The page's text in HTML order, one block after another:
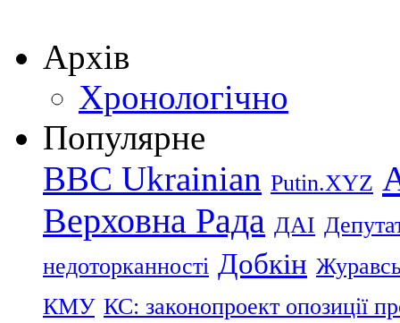
Архів
Хронологічно
Популярне
BBC Ukrainian Putin.XYZ
Верховна Рада ДАІ
недоторканності Добкін
КМУ КС: законопроект опозиції